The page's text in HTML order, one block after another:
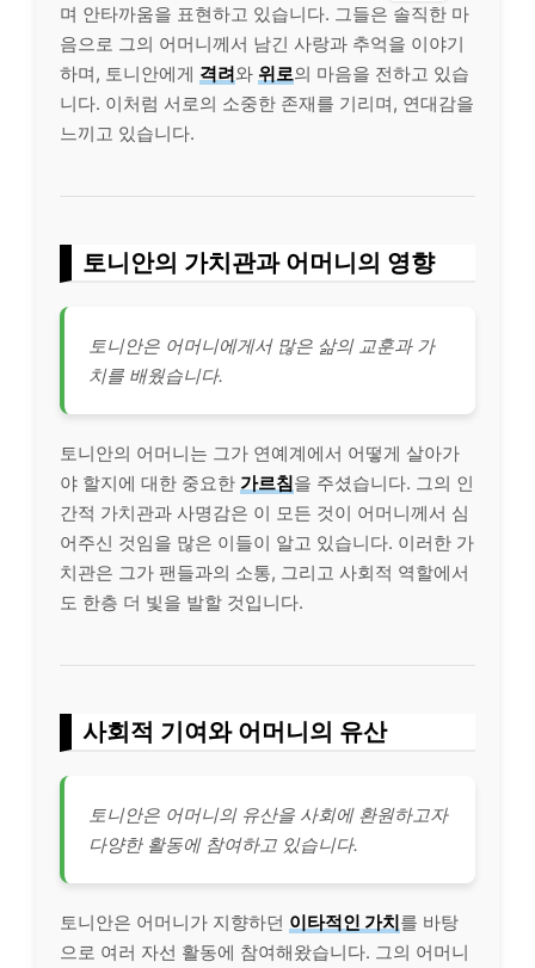
며 안타까움을 표현하고 있습니다. 그들은 솔직한 마
음으로 그의 어머니께서 남긴 사랑과 추억을 이야기
하며, 토니안에게 격려와 위로의 마음을 전하고 있습
니다. 이처럼 서로의 소중한 존재를 기리며, 연대감을
느끼고 있습니다.
토니안의 가치관과 어머니의 영향
토니안은 어머니에게서 많은 삶의 교훈과 가
치를 배웠습니다.
토니안의 어머니는 그가 연예계에서 어떻게 살아가
야 할지에 대한 중요한 가르침을 주셨습니다. 그의 인
간적 가치관과 사명감은 이 모든 것이 어머니께서 심
어주신 것임을 많은 이들이 알고 있습니다. 이러한 가
치관은 그가 팬들과의 소통, 그리고 사회적 역할에서
도 한층 더 빛을 발할 것입니다.
사회적 기여와 어머니의 유산
토니안은 어머니의 유산을 사회에 환원하고자
다양한 활동에 참여하고 있습니다.
토니안은 어머니가 지향하던 이타적인 가치를 바탕
으로 여러 자선 활동에 참여해왔습니다. 그의 어머니